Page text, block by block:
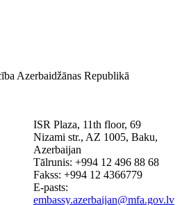
Azerbaidžānas Republikā
ISR Plaza, 11th floor, 69
Nizami str., AZ 1005, Baku,
Azerbaijan
Tālrunis: +994 12 496 88 68
Fakss: +994 12 4366779
E-pasts:
embassy.azerbaijan@mfa.gov.lv